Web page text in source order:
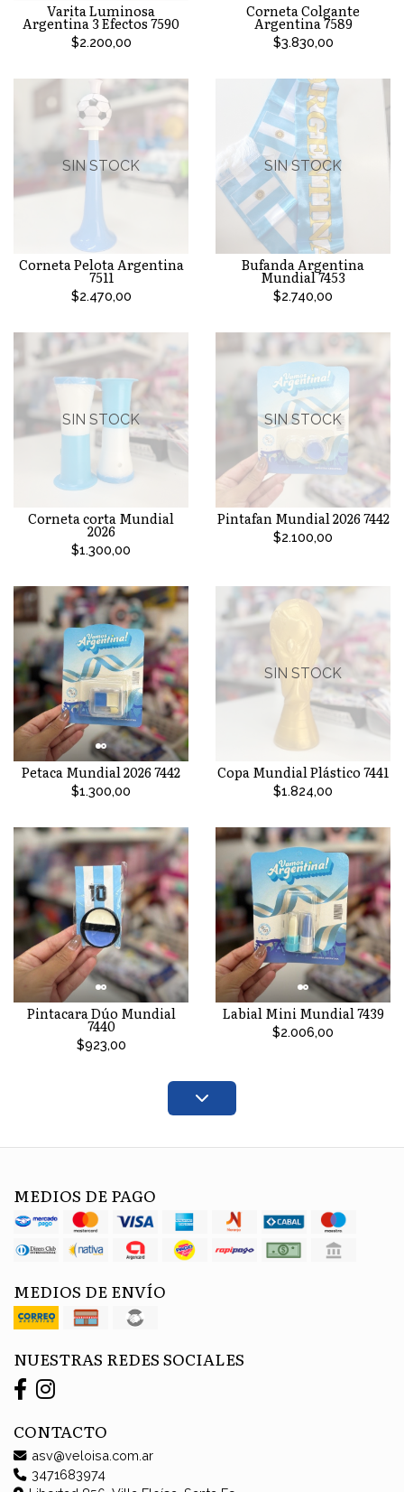
Varita Luminosa
Argentina 3 Efectos 7590
$2.200,00
Corneta Colgante
Argentina 7589
$3.830,00
SIN STOCK
Corneta Pelota Argentina
7511
$2.470,00
SIN STOCK
Bufanda Argentina
Mundial 7453
$2.740,00
SIN STOCK
Corneta corta Mundial
2026
$1.300,00
SIN STOCK
Pintafan Mundial 2026 7442
$2.100,00
Petaca Mundial 2026 7442
$1.300,00
SIN STOCK
Copa Mundial Plástico 7441
$1.824,00
Pintacara Dúo Mundial
7440
$923,00
Labial Mini Mundial 7439
$2.006,00
MEDIOS DE PAGO
MEDIOS DE ENVÍO
NUESTRAS REDES SOCIALES
CONTACTO
asv@veloisa.com.ar
3471683974